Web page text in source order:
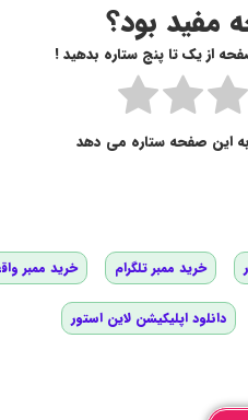
مفید بود؟
از یک تا پنج ستاره بدهید !
این صفحه ستاره می دهد
خرید ممبر تلگرام خرید ممبر
دانلود اپلیکیشن لاین استور